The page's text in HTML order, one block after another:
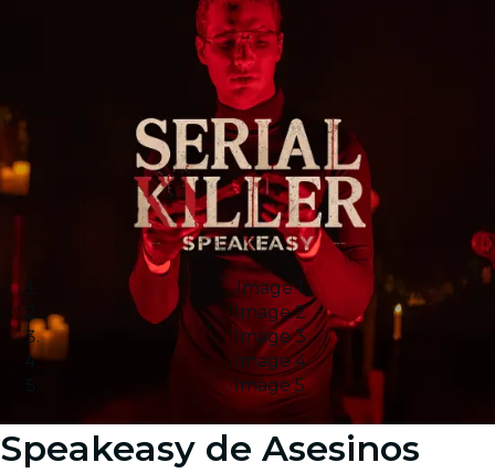
Image 1
Image 2
Image 3
Image 4
Image 5
Speakeasy de Asesinos